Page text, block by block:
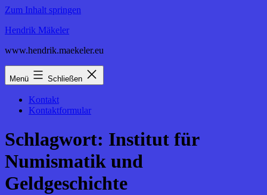
Zum Inhalt springen
Hendrik Mäkeler
www.hendrik.maekeler.eu
Menü Schließen
Kontakt
Kontaktformular
Schlagwort: Institut für
Numismatik und
Geldgeschichte